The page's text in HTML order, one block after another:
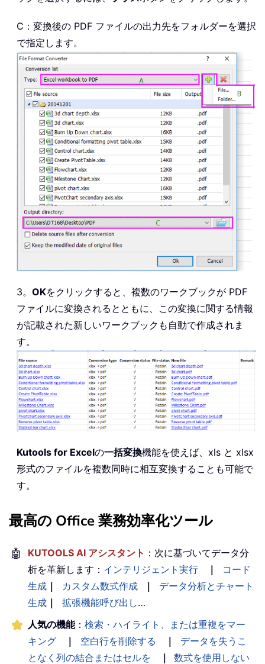
C：変換後の PDF ファイルの出力先をフォルダーを選択
で指定します。
3。 OKをクリックすると、複数のワークブックが PDF
ファイルに変換されるとともに、この変換に関する情報
が記載された新しいワークブックも自動で作成されま
す。
Kutools for Excelの一括変換機能を使えば、xls と xlsx
形式のファイルを複数同時に相互変換することも可能で
す。
最高の Office 業務効率化ツール
🤖 KUTOOLS AI アシスタント ：次に基づいてデータ分
析を革新します： インテリジェント実行 ｜
コード
生成 ｜ カスタム数式作成 ｜
データ分析とチャート
生成 ｜ 拡張機能呼び出し…
人気の機能： 検索・ハイライト、または重複をマー
キング
｜ 空白行を削除する ｜
データを失うこ
となく列の結合またはセルを
｜
数式を使用しない